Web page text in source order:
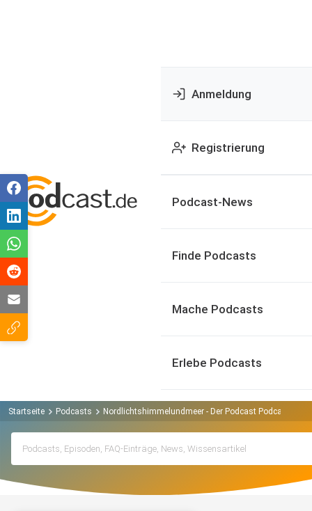
Anmeldung
Registrierung
Podcast-News
Finde Podcasts
Mache Podcasts
Erlebe Podcasts
Startseite Podcasts Nordlichtshimmelundmeer - Der Podcast Podcast